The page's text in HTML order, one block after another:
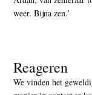
weer. Bijna zen.’
Reageren
We vinden het